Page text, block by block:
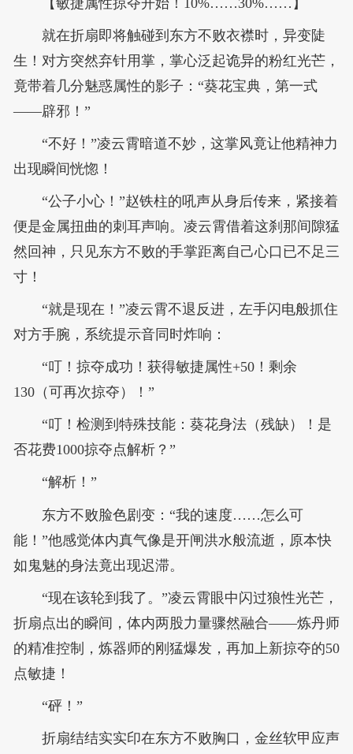
就在折扇即将触碰到东方不败衣襟时，异变陡
生！对方突然弃针用掌，掌心泛起诡异的粉红光芒，
竟带着几分魅惑属性的影子：“葵花宝典，第一式
——辟邪！”
“不好！”凌云霄暗道不妙，这掌风竟让他精神力
出现瞬间恍惚！
“公子小心！”赵铁柱的吼声从身后传来，紧接着
便是金属扭曲的刺耳声响。凌云霄借着这刹那间隙猛
然回神，只见东方不败的手掌距离自己心口已不足三
寸！
“就是现在！”凌云霄不退反进，左手闪电般抓住
对方手腕，系统提示音同时炸响：
“叮！掠夺成功！获得敏捷属性+50！剩余
130（可再次掠夺）！”
“叮！检测到特殊技能：葵花身法（残缺）！是
否花费1000掠夺点解析？”
“解析！”
东方不败脸色剧变：“我的速度……怎么可
能！”他感觉体内真气像是开闸洪水般流逝，原本快
如鬼魅的身法竟出现迟滞。
“现在该轮到我了。”凌云霄眼中闪过狼性光芒，
折扇点出的瞬间，体内两股力量骤然融合——炼丹师
的精准控制，炼器师的刚猛爆发，再加上新掠夺的50
点敏捷！
“砰！”
折扇结结实实印在东方不败胸口，金丝软甲应声